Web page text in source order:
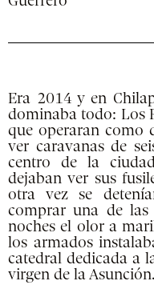
Era 2014 y en
dominaba todo: Los
que operaran como
ver caravanas de
centro de la
dejaban ver sus
otra vez se
comprar una de las
noches el olor a
los armados
catedral dedicada a
virgen de la Asunción.